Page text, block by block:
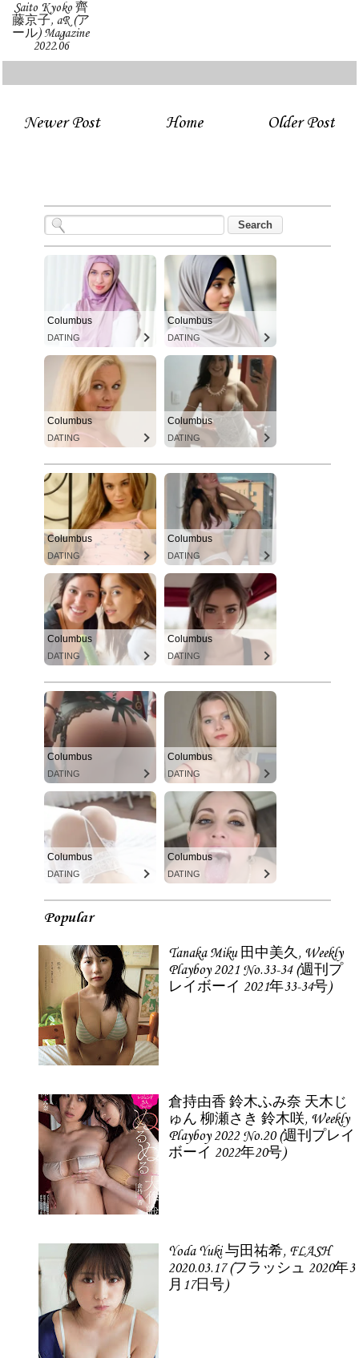
Saito Kyoko 齊
藤京子, aR (ア
ール) Magazine
2022.06
Newer Post Older Post
Home
Columbus
DATING
Columbus
DATING
Columbus
DATING
Columbus
DATING
Columbus
DATING
Columbus
DATING
Columbus
DATING
Columbus
DATING
Columbus
DATING
Columbus
DATING
Columbus
DATING
Columbus
DATING
Popular
Tanaka Miku 田中美久, Weekly
Playboy 2021 No.33-34 (週刊プ
レイボーイ 2021年33-34号)
倉持由香 鈴木ふみ奈 天木じ
ゅん 柳瀬さき 鈴木咲, Weekly
Playboy 2022 No.20 (週刊プレイ
ボーイ 2022年20号)
Yoda Yuki 与田祐希, FLASH
2020.03.17 (フラッシュ 2020年3
月17日号)